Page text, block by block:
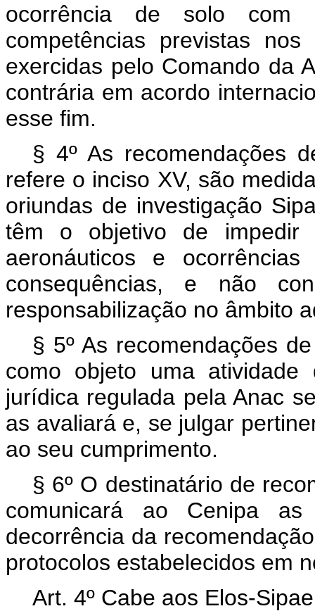
ocorrência de solo com
competências previstas
exercidas pelo Comando da
contrária em acordo
esse fim.
§ 4º As recomendações
refere o inciso XV, são
oriundas de investigação
têm o objetivo de impedir
aeronáuticos e
consequências, e não
responsabilização no âmbito
§ 5º As recomendações
como objeto uma
jurídica regulada pela Anac
as avaliará e, se julgar
ao seu cumprimento.
§ 6º O destinatário de
comunicará ao Cenipa
decorrência da
protocolos estabelecidos em
Art. 4º Cabe aos Elos-